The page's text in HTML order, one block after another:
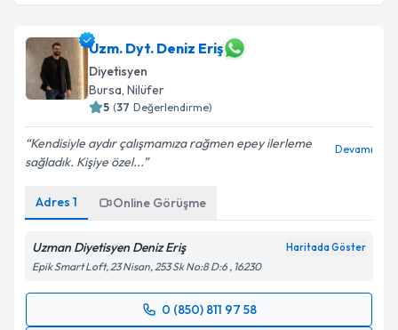
Uzm. Dyt. Deniz Eriş
Diyetisyen
Bursa, Nilüfer
5 (37 Değerlendirme)
Kendisiyle aydır çalışmamıza rağmen epey ilerleme
sağladık. Kişiye özel...
Devamı
Adres 1 Online Görüşme
Uzman Diyetisyen Deniz Eriş Haritada Göster
Epik Smart Loft, 23 Nisan, 253 Sk No:8 D:6 , 16230
0 (850) 811 97 58
Randevu Takvimi Talebi